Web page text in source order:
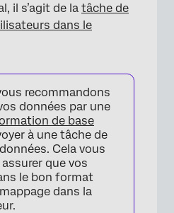
il s’agit de la tâche de
dans le
recommandons
données par une
de base
à une tâche de
Cela vous
que vos
le bon format
dans la